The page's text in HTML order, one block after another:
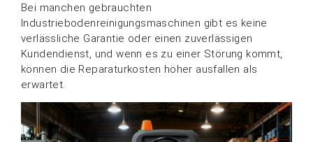
Bei manchen gebrauchten
Industriebodenreinigungsmaschinen gibt es keine
verlässliche Garantie oder einen zuverlässigen
Kundendienst, und wenn es zu einer Störung kommt,
können die Reparaturkosten höher ausfallen als
erwartet.